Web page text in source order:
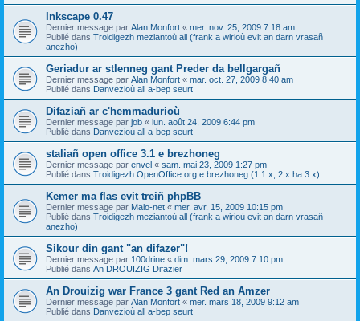
Inkscape 0.47
Dernier message par Alan Monfort « mer. nov. 25, 2009 7:18 am
Publié dans Troidigezh meziantoù all (frank a wirioù evit an darn vrasañ
anezho)
Geriadur ar stlenneg gant Preder da bellgargañ
Dernier message par Alan Monfort « mar. oct. 27, 2009 8:40 am
Publié dans Danvezioù all a-bep seurt
Difaziañ ar c'hemmadurioù
Dernier message par job « lun. août 24, 2009 6:44 pm
Publié dans Danvezioù all a-bep seurt
staliañ open office 3.1 e brezhoneg
Dernier message par envel « sam. mai 23, 2009 1:27 pm
Publié dans Troidigezh OpenOffice.org e brezhoneg (1.1.x, 2.x ha 3.x)
Kemer ma flas evit treiñ phpBB
Dernier message par Malo-net « mer. avr. 15, 2009 10:15 pm
Publié dans Troidigezh meziantoù all (frank a wirioù evit an darn vrasañ
anezho)
Sikour din gant "an difazer"!
Dernier message par 100drine « dim. mars 29, 2009 7:10 pm
Publié dans An DROUIZIG Difazier
An Drouizig war France 3 gant Red an Amzer
Dernier message par Alan Monfort « mer. mars 18, 2009 9:12 am
Publié dans Danvezioù all a-bep seurt